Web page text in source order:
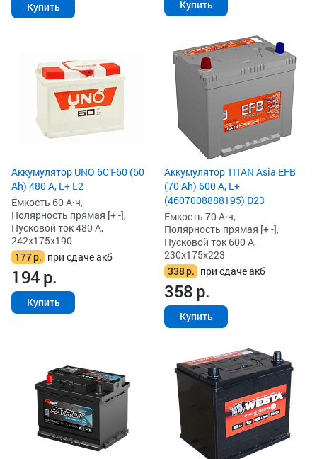
Купить Купить
Аккумулятор UNO 6СТ-60 (60
Ah) 480 А, L+ L2
Ёмкость 60 А·ч,
Полярность прямая [+ -],
Пусковой ток 480 А,
242x175x190
177р. при сдаче акб
194р.
Купить
Аккумулятор TITAN Asia EFB
(70 Ah) 600 А, L+
(4607008888195) D23
Ёмкость 70 А·ч,
Полярность прямая [+ -],
Пусковой ток 600 А,
230x175x223
338р. при сдаче акб
358р.
Купить